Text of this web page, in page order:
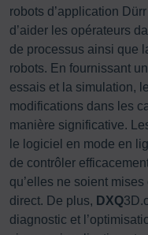
robots d’application Dürr
d’aider les opérateurs
de processus ainsi que
robots. En fournissant
essais et la simulation,
modifications dans les
manière significative.
le logiciel en mode en
de contrôler
qu’elles ne soient
direct. De plus, DXQ
diagnostic et